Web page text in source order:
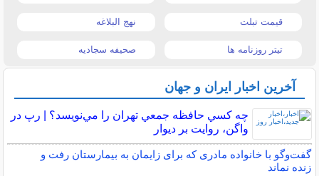
قیمت تبلت نهج البلاغه
تیتر روزنامه ها صحیفه سجادیه
آخرین اخبار ایران و جهان
چه كسي حافظه جمعي تهران را مي‌نويسد؟ | رپ در
واگن، روايت بر ديوار
گفت‌وگو با خانواده مادری که برای زایمان به بیمارستان رفت و
زنده نماند